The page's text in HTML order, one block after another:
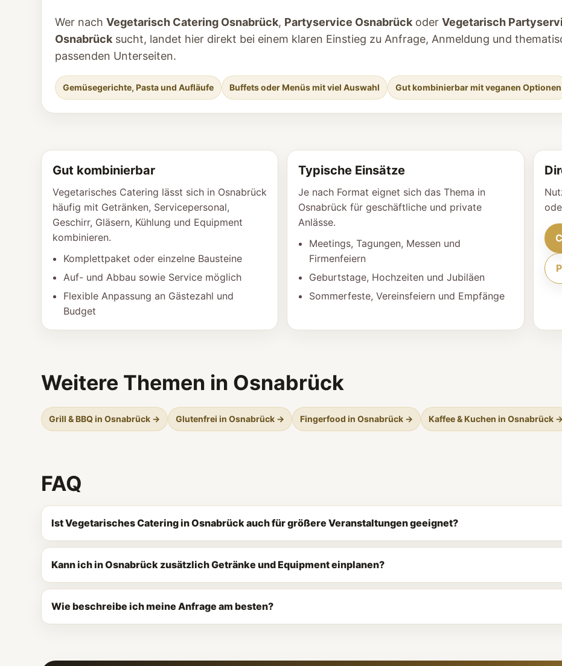
Wer nach Vegetarisch Catering Osnabrück, Partyservice Osnabrück oder Vegetarisch
Osnabrück sucht, landet hier direkt bei einem klaren Einstieg zu Anfrage, Anmeldung und
passenden Unterseiten.
Gemüsegerichte, Pasta und Aufläufe Buffets oder Menüs mit viel Auswahl Gut kombinierbar mit veganen Optionen
Gut kombinierbar
Vegetarisches Catering lässt sich in Osnabrück
häufig mit Getränken, Servicepersonal,
Geschirr, Gläsern, Kühlung und Equipment
kombinieren.
Komplettpaket oder einzelne Bausteine
Auf- und Abbau sowie Service möglich
Flexible Anpassung an Gästezahl und
Budget
Typische Einsätze
Je nach Format eignet sich das Thema in
Osnabrück für geschäftliche und private
Anlässe.
Meetings, Tagungen, Messen und
Firmenfeiern
Geburtstage, Hochzeiten und Jubiläen
Sommerfeste, Vereinsfeiern und Empfänge
Weitere Themen in Osnabrück
Grill & BBQ in Osnabrück → Glutenfrei in Osnabrück → Fingerfood in Osnabrück → Kaffee & Kuchen in Osnabrück →
FAQ
Ist Vegetarisches Catering in Osnabrück auch für größere Veranstaltungen geeignet?
Kann ich in Osnabrück zusätzlich Getränke und Equipment einplanen?
Wie beschreibe ich meine Anfrage am besten?